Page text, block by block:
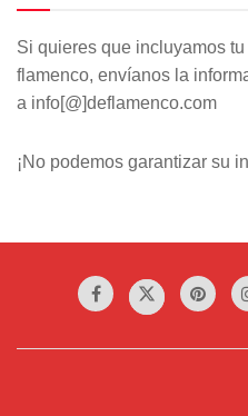
Si quieres que incluyamos
flamenco, envíanos la
a info[@]deflamenco.com
¡No podemos garantizar su